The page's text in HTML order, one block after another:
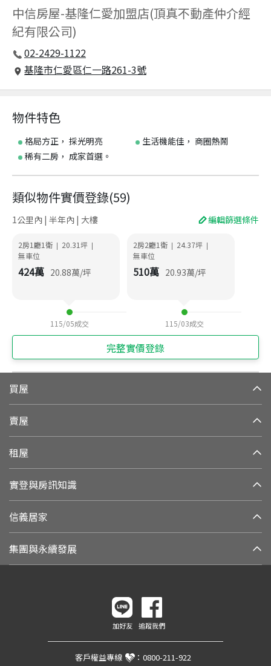
中信房屋-基隆仁愛加盟店(頂真不動產仲介經
紀有限公司)
02-2429-1122
基隆市仁愛區仁一路261-3號
物件特色
格局方正， 採光明亮
生活機能佳， 商圈熱鬧
稀有二房， 成家首選。
類似物件實價登錄(59)
1公里內 | 半年內 | 大樓 編輯篩選條件
2房1廳1衛 | 20.31坪 |
無車位
424萬 20.88萬/坪
115/05成交
2房2廳1衛 | 24.37坪 |
無車位
510萬 20.93萬/坪
115/03成交
完整實價登錄
買屋
賣屋
租屋
實登與房訊知識
信義居家
集團與永續發展
加好友 追蹤我們
客戶權益專線 ： 0800-211-922